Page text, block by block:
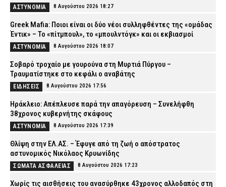
ΑΣΤΥΝΟΜΙΑ 8 Αυγούστου 2026 18:27
Greek Mafia: Ποιοι είναι οι δύο νέοι συλληφθέντες της «ομάδας
Έντικ» – Το «πίτμπουλ», το «μπουλντόγκ» και οι εκβιασμοί
ΑΣΤΥΝΟΜΙΑ 8 Αυγούστου 2026 18:07
Σοβαρό τροχαίο με γουρούνα στη Μυρτιά Πύργου –
Τραυματίστηκε στο κεφάλι ο αναβάτης
ΕΙΔΗΣΕΙΣ 8 Αυγούστου 2026 17:56
Ηράκλειο: Απέπλευσε παρά την απαγόρευση – Συνελήφθη
38χρονος κυβερνήτης σκάφους
ΑΣΤΥΝΟΜΙΑ 8 Αυγούστου 2026 17:39
Θλίψη στην ΕΛ.ΑΣ. – Έφυγε από τη ζωή ο απόστρατος
αστυνομικός Νικόλαος Κρυωνίδης
ΣΩΜΑΤΑ ΑΣΦΑΛΕΙΑΣ 8 Αυγούστου 2026 17:23
Χωρίς τις αισθήσεις του ανασύρθηκε 43χρονος αλλοδαπός στη